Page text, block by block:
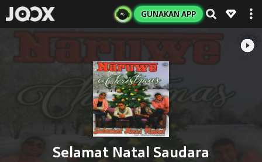
GUNAKAN APP
Selamat Natal Saudara